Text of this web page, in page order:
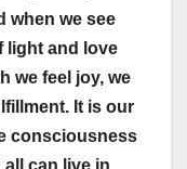
when we see
light and love
we feel joy, we
It is our
consciousness
can live in